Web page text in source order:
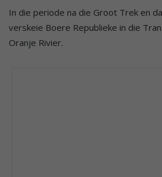
In die periode na die Groot Trek en
verskeie Boere Republieke in die
Oranje Rivier.